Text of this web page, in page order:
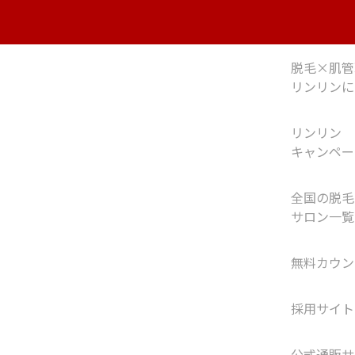
脱毛×肌
リンリン
リンリン
キャンペ
全国の脱
サロン一覧
無料カウ
採用サイト